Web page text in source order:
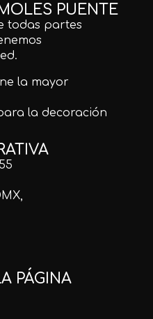
PUENTE
todas partes
la mayor
la decoración
PÁGINA